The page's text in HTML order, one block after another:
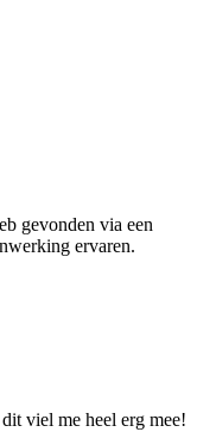
gevonden via een
ervaren.
viel me heel erg mee!